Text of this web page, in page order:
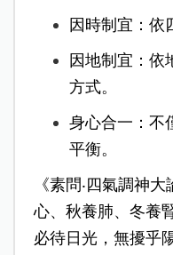
因時制宜：依
因地制宜：依
方式。
身心合一：不
平衡。
《素問‧四氣調神
心、秋養肺、冬養
必待日光，無擾乎